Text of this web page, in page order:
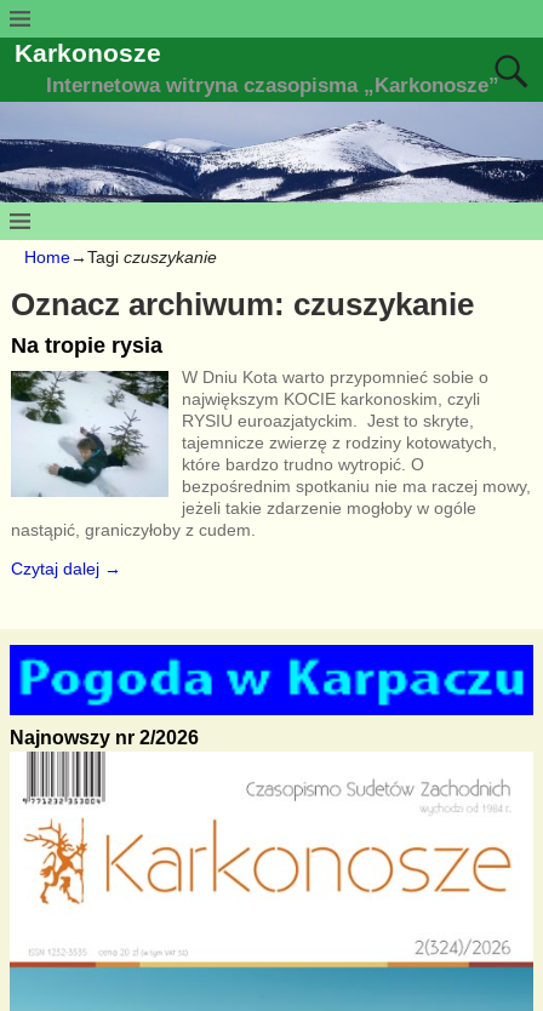
Karkonosze
Internetowa witryna czasopisma „Karkonosze”
Home→Tagi czuszykanie
Oznacz archiwum: czuszykanie
Na tropie rysia
W Dniu Kota warto przypomnieć sobie o
największym KOCIE karkonoskim, czyli
RYSIU euroazjatyckim. Jest to skryte,
tajemnicze zwierzę z rodziny kotowatych,
które bardzo trudno wytropić. O
bezpośrednim spotkaniu nie ma raczej mowy,
jeżeli takie zdarzenie mogłoby w ogóle
nastąpić, graniczyłoby z cudem.
Czytaj dalej →
Najnowszy nr 2/2026